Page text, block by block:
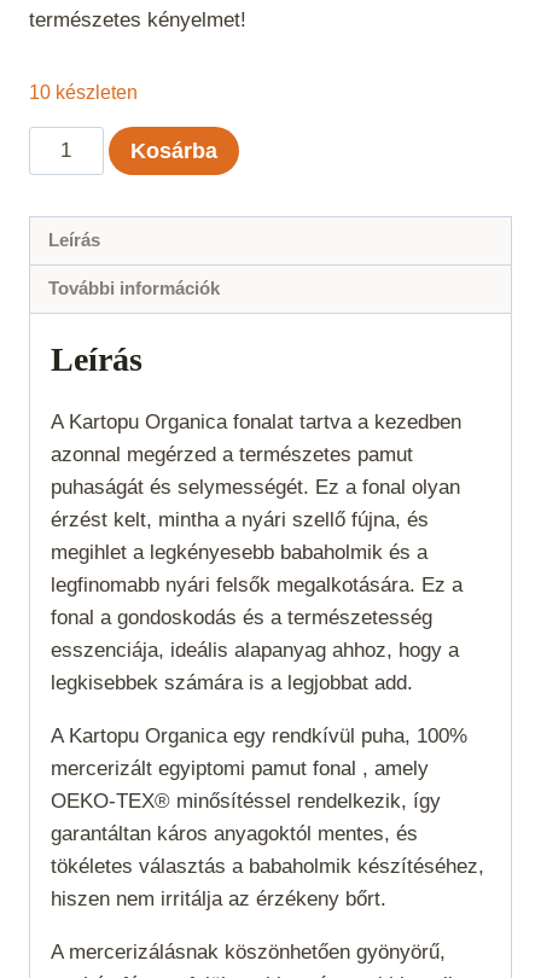
természetes kényelmet!
10 készleten
Kartopu
Organica
Fűzöld
404
Kosárba
Leírás
További információk
Leírás
A Kartopu Organica fonalat tartva a kezedben
azonnal megérzed a természetes pamut
puhaságát és selymességét. Ez a fonal olyan
érzést kelt, mintha a nyári szellő fújna, és
megihlet a legkényesebb babaholmik és a
legfinomabb nyári felsők megalkotására. Ez a
fonal a gondoskodás és a természetesség
esszenciája, ideális alapanyag ahhoz, hogy a
legkisebbek számára is a legjobbat add.
A Kartopu Organica egy rendkívül puha, 100%
mercerizált egyiptomi pamut fonal , amely
OEKO-TEX® minősítéssel rendelkezik, így
garantáltan káros anyagoktól mentes, és
tökéletes választás a babaholmik készítéséhez,
hiszen nem irritálja az érzékeny bőrt.
A mercerizálásnak köszönhetően gyönyörű,